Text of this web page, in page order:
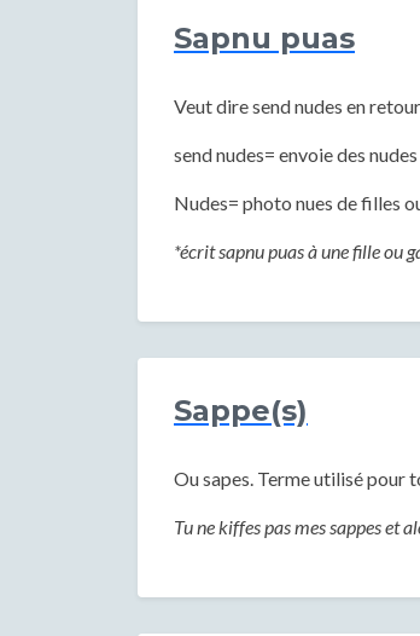
Sapnu puas
Veut dire send nudes en
send nudes= envoie des nudes
Nudes= photo nues de filles
*écrit sapnu puas à une fille ou
Sappe(s)
Ou sapes. Terme utilisé pour
Tu ne kiffes pas mes sappes et